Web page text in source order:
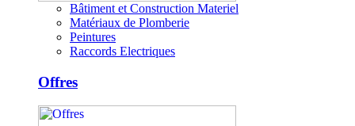
Bâtiment et Construction Materiel
Matériaux de Plomberie
Peintures
Raccords Electriques
Offres